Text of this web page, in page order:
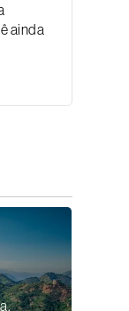
ainda